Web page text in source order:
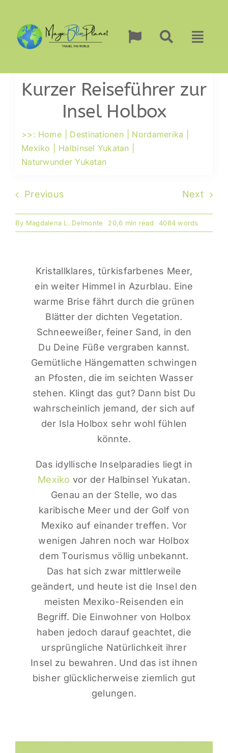
springen
Kurzer Reiseführer zur
Insel Holbox
>>: Home Destinationen
Nordamerika
Mexiko
Halbinsel Yukatan
Naturwunder Yukatan
Previous Next
By Magdalena L. Delmonte 20,6 min read 4084 words
Kristallklares, türkisfarbenes Meer,
ein weiter Himmel in Azurblau. Eine
warme Brise fährt durch die grünen
Blätter der dichten Vegetation.
Schneeweißer, feiner Sand, in den
Du Deine Füße vergraben kannst.
Gemütliche Hängematten schwingen
an Pfosten, die im seichten Wasser
stehen. Klingt das gut? Dann bist Du
wahrscheinlich jemand, der sich auf
der Isla Holbox sehr wohl fühlen
könnte.
Das idyllische Inselparadies liegt in
Mexiko vor der Halbinsel Yukatan.
Genau an der Stelle, wo das
karibische Meer und der Golf von
Mexiko auf einander treffen. Vor
wenigen Jahren noch war Holbox
dem Tourismus völlig unbekannt.
Das hat sich zwar mittlerweile
geändert, und heute ist die Insel den
meisten Mexiko-Reisenden ein
Begriff. Die Einwohner von Holbox
haben jedoch darauf geachtet, die
ursprüngliche Natürlichkeit ihrer
Insel zu bewahren. Und das ist ihnen
bisher glücklicherweise ziemlich gut
gelungen.